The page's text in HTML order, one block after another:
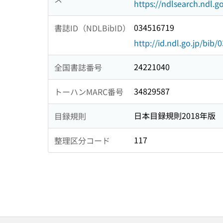
https://
書誌ID（NDLBibID）
034516719
http://id.ndl.go.jp/bib/
全国書誌番号 24221040
トーハンMARC番号 34829587
目録規則 日本目録規則2018年版
整理区分コード 117